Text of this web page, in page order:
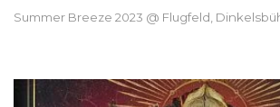
Summer Breeze 2023 @ Flugfeld,